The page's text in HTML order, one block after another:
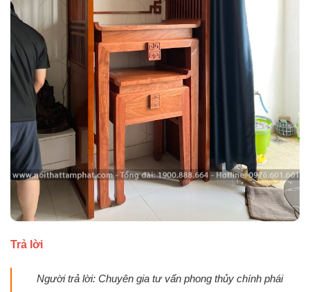
Trả lời
Người trả lời: Chuyên gia tư vấn phong thủy chính phái